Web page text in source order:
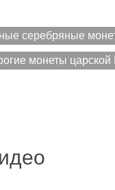
серебряные
монеты царской